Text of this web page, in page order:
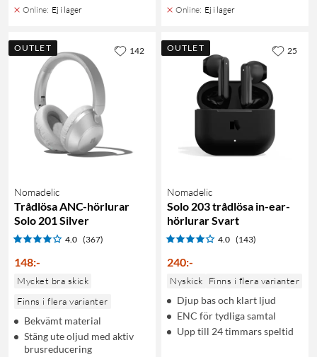
Online: Ej i lager Online: Ej i lager
OUTLET
Nomadelic
Trådlösa ANC-hörlurar
Solo 201 Silver
4.0 (367)
148:-
Mycket bra skick
Finns i flera varianter
Bekvämt material
Stäng ute oljud med aktiv
brusreducering
142 OUTLET
Nomadelic
Solo 203 trådlösa in-ear-
hörlurar Svart
4.0 (143)
240:-
Nyskick Finns i flera varianter
Djup bas och klart ljud
ENC för tydliga samtal
Upp till 24 timmars speltid
25